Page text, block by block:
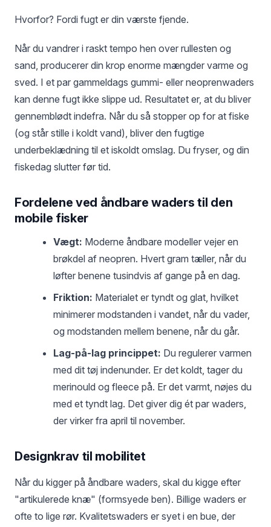
Hvorfor? Fordi fugt er din værste fjende.
Når du vandrer i raskt tempo hen over rullesten og
sand, producerer din krop enorme mængder varme og
sved. I et par gammeldags gummi- eller neoprenwaders
kan denne fugt ikke slippe ud. Resultatet er, at du bliver
gennemblødt indefra. Når du så stopper op for at fiske
(og står stille i koldt vand), bliver den fugtige
underbeklædning til et iskoldt omslag. Du fryser, og din
fiskedag slutter før tid.
Fordelene ved åndbare waders til den
mobile fisker
Vægt: Moderne åndbare modeller vejer en
brøkdel af neopren. Hvert gram tæller, når du
løfter benene tusindvis af gange på en dag.
Friktion: Materialet er tyndt og glat, hvilket
minimerer modstanden i vandet, når du vader,
og modstanden mellem benene, når du går.
Lag-på-lag princippet: Du regulerer varmen
med dit tøj indenunder. Er det koldt, tager du
merinould og fleece på. Er det varmt, nøjes du
med et tyndt lag. Det giver dig ét par waders,
der virker fra april til november.
Designkrav til mobilitet
Når du kigger på åndbare waders, skal du kigge efter
"artikulerede knæ" (formsyede ben). Billige waders er
ofte to lige rør. Kvalitetswaders er syet i en bue, der